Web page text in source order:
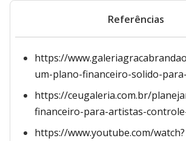
Referências
https://
um-plano-financeiro-solido-
https://ceugaleria.com.br/
financeiro-para-artistas-
https://www.youtube.com/watch?